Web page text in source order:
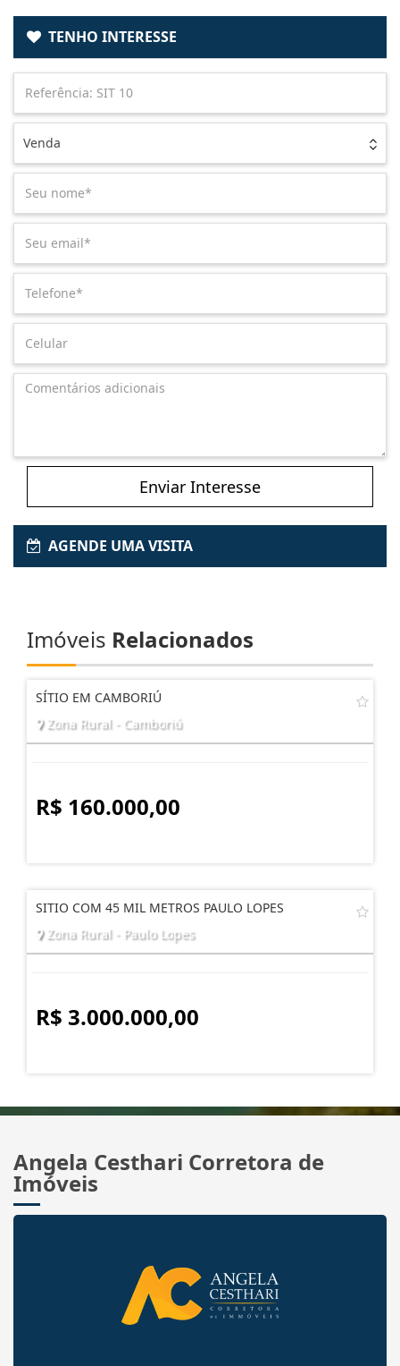
TENHO INTERESSE
Venda
Enviar Interesse
AGENDE UMA VISITA
Imóveis Relacionados
SÍTIO EM CAMBORIÚ
Zona Rural - Camboriú
R$ 160.000,00
SITIO COM 45 MIL METROS PAULO LOPES
Zona Rural - Paulo Lopes
R$ 3.000.000,00
Angela Cesthari Corretora de
Imóveis